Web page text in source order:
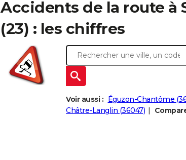
Accidents de la route à
(23) : les chiffres
Voir aussi : Éguzon-Chantôme
Châtre-Langlin (36047)